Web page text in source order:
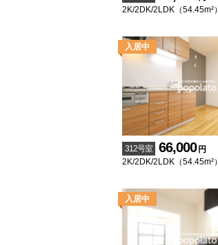
2K/2DK/2LDK（54.45m²）
312号室 66,000 円
2K/2DK/2LDK（54.45m²）